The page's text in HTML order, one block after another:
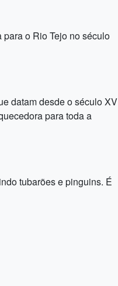
o Rio Tejo no século
datam desde o século XV
para toda a
tubarões e pinguins. É